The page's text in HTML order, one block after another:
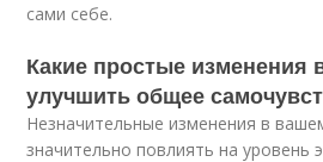
сами себе.
Какие простые изменения
улучшить общее
Незначительные изменения в
значительно повлиять на уровень